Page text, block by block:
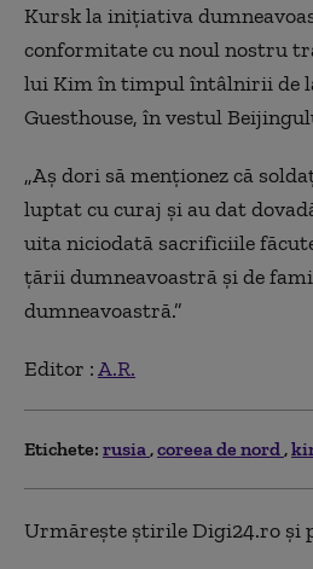
Kursk la inițiativa
conformitate cu noul nostru
lui Kim în timpul întâlnirii de
Guesthouse, în vestul
„Aș dori să menționez că
luptat cu curaj și au dat
uita niciodată sacrificiile
țării dumneavoastră și de
dumneavoastră.”
Editor :A.R.
Etichete: rusia coreea de nord
Urmărește știrile Digi24.ro și